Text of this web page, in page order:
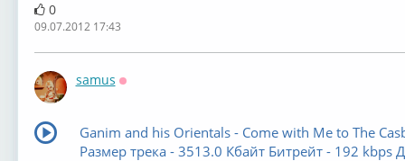
0
09.07.2012 17:43
samus
Ganim and his Orientals - Come with Me to The
Размер трека - 3513.0 Кбайт Битрейт - 192 kbps